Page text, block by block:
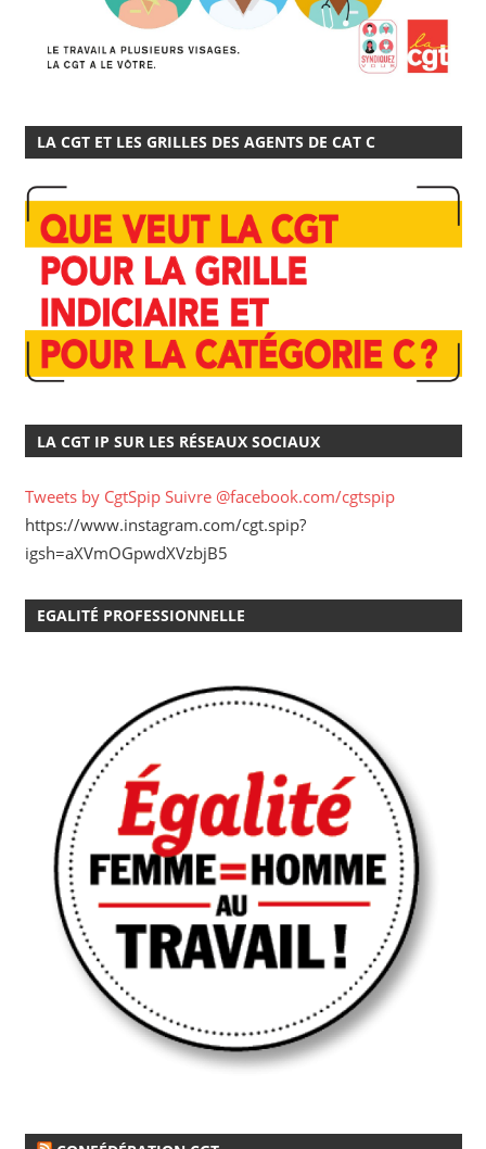
LA CGT ET LES GRILLES DES AGENTS DE CAT C
LA CGT IP SUR LES RÉSEAUX SOCIAUX
Tweets by CgtSpip Suivre @facebook.com/cgtspip
https://www.instagram.com/cgt.spip?
igsh=aXVmOGpwdXVzbjB5
EGALITÉ PROFESSIONNELLE